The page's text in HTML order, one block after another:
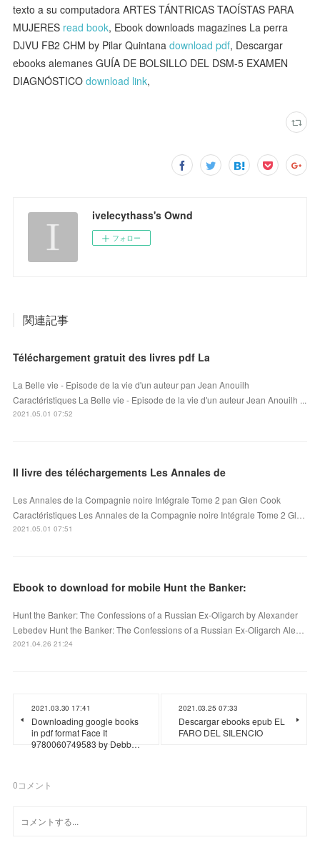
texto a su computadora ARTES TÁNTRICAS TAOÍSTAS PARA
MUJERES read book, Ebook downloads magazines La perra
DJVU FB2 CHM by Pilar Quintanadownload pdf, Descargar
ebooks alemanes GUÍA DE BOLSILLO DEL DSM-5 EXAMEN
DIAGNÓSTICOdownload link,
ivelecythass's Ownd
フォロー
関連記事
Téléchargement gratuit des livres pdf La
La Belle vie - Episode de la vie d'un auteur pan Jean Anouilh
Caractéristiques La Belle vie - Episode de la vie d'un auteur Jean Anouilh ...
2021.05.01 07:52
Il livre des téléchargements Les Annales de
Les Annales de la Compagnie noire Intégrale Tome 2 pan Glen Cook
Caractéristiques Les Annales de la Compagnie noire Intégrale Tome 2 Gl…
2021.05.01 07:51
Ebook to download for mobile Hunt the Banker:
Hunt the Banker: The Confessions of a Russian Ex-Oligarch by Alexander
Lebedev Hunt the Banker: The Confessions of a Russian Ex-Oligarch Ale…
2021.04.26 21:24
2021.03.30 17:41
Downloading google books
in pdf format Face It
9780060749583 by Debb…
2021.03.25 07:33
Descargar ebooks epub EL
FARO DEL SILENCIO
0コメント